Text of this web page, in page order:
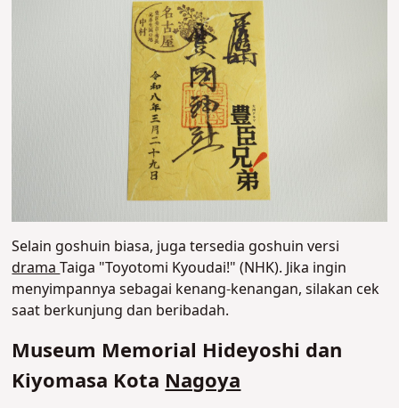
Selain goshuin biasa, juga tersedia goshuin versi
dramaTaiga "Toyotomi Kyoudai!" (NHK). Jika ingin
menyimpannya sebagai kenang-kenangan, silakan cek
saat berkunjung dan beribadah.
Museum Memorial Hideyoshi dan
Kiyomasa KotaNagoya